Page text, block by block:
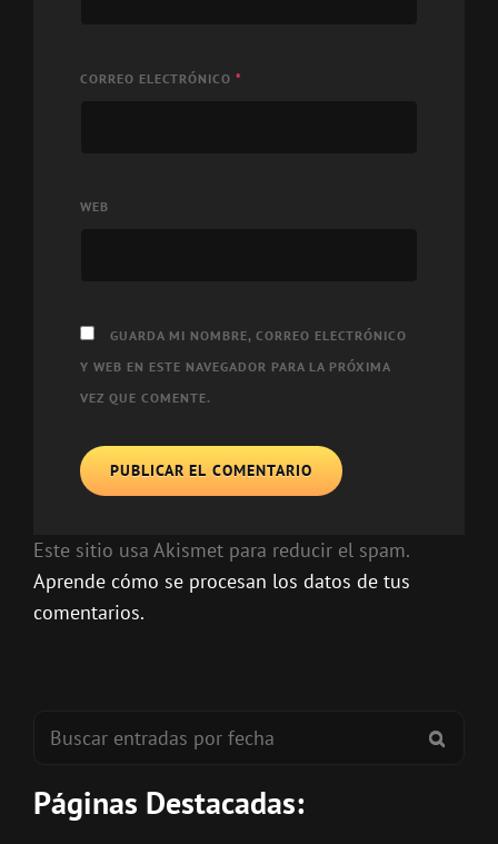
CORREO ELECTRÓNICO *
WEB
GUARDA MI NOMBRE, CORREO ELECTRÓNICO
Y WEB EN ESTE NAVEGADOR PARA LA PRÓXIMA
VEZ QUE COMENTE.
Este sitio usa Akismet para reducir el spam.
Aprende cómo se procesan los datos de tus
comentarios.
Buscar:
Páginas Destacadas: